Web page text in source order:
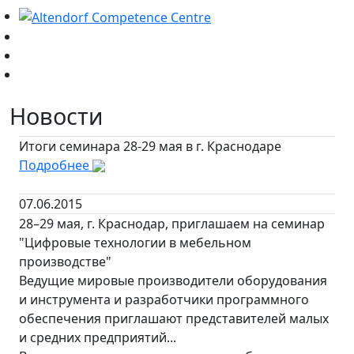
Новости
Итоги семинара 28-29 мая в г. Краснодаре
Подробнее
07.06.2015
28–29 мая, г. Краснодар, приглашаем на семинар
"Цифровые технологии в мебельном
производстве"
Ведущие мировые производители оборудования
и инструмента и разработчики программного
обеспечения приглашают представителей малых
и средних предприятий...